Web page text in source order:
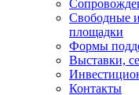
Свободные
площадки
Формы
Выставки,
Контакты